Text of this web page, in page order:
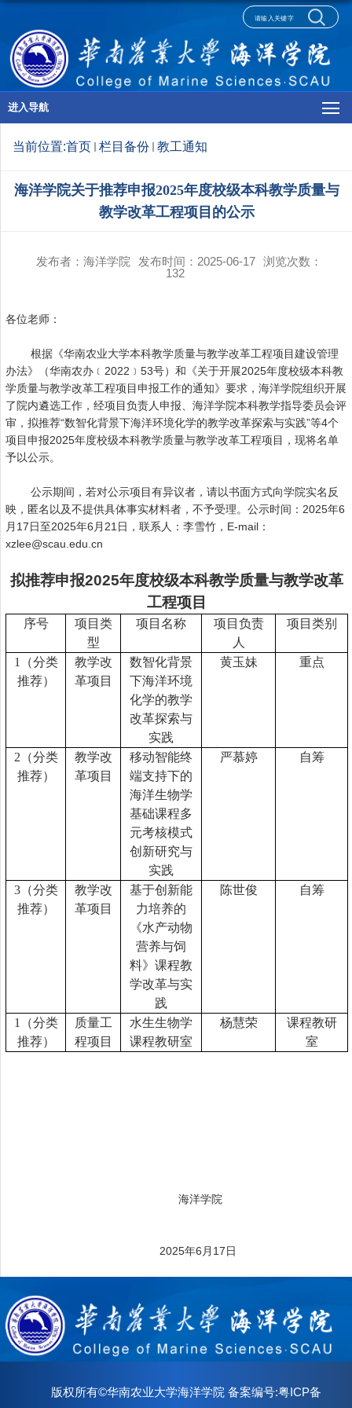
进入导航
当前位置:首页 栏目备份 教工通知
海洋学院关于推荐申报2025年度校级本科教学质量与
教学改革工程项目的公示
发布者：海洋学院 发布时间：2025-06-17
浏览次数：
132
各位老师：
根据《华南农业大学本科教学质量与教学改革工程项目建设管理
办法》（华南农办﹝2022﹞53号）和《关于开展2025年度校级本科教
学质量与教学改革工程项目申报工作的通知》要求，海洋学院组织开展
了院内遴选工作，经项目负责人申报、海洋学院本科教学指导委员会评
审，拟推荐“数智化背景下海洋环境化学的教学改革探索与实践”等4个
项目申报2025年度校级本科教学质量与教学改革工程项目，现将名单
予以公示。
公示期间，若对公示项目有异议者，请以书面方式向学院实名反
映，匿名以及不提供具体事实材料者，不予受理。公示时间：2025年6
月17日至2025年6月21日，联系人：李雪竹，E-mail：
xzlee@scau.edu.cn
拟推荐申报2025年度校级本科教学质量与教学改革
工程项目
序号
项目类
型
项目名称
项目负责
人
项目类别
1 （分类
推荐）
教学改
革项目
数智化背景
下海洋环境
化学的教学
改革探索与
实践
黄玉妹 重点
2（分类
推荐）
教学改
革项目
移动智能终
端支持下的
海洋生物学
基础课程多
元考核模式
创新研究与
实践
严慕婷 自筹
3（分类
推荐）
教学改
革项目
基于创新能
力培养的
《水产动物
营养与饲
料》课程教
学改革与实
践
陈世俊 自筹
1 （分类
推荐）
质量工
程项目
水生生物学
课程教研室
杨慧荣
课程教研
室
海洋学院
2025年6月17日
版权所有©华南农业大学海洋学院 备案编号:粤ICP备